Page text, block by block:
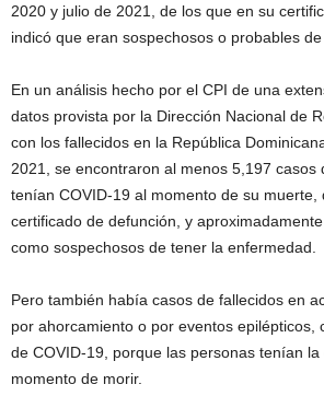
2020 y julio de 2021, de los que en su
indicó que eran sospechosos o probables de
En un análisis hecho por el CPI de una
datos provista por la Dirección Nacional de
con los fallecidos en la República
2021, se encontraron al menos 5,197 casos
tenían COVID-19 al momento de su
certificado de defunción, y
como sospechosos de tener la enfermedad.
Pero también había casos de fallecidos en
por ahorcamiento o por eventos epilépticos,
de COVID-19, porque las personas tenían
momento de morir.